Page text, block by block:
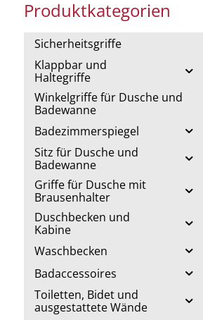
Produktkategorien
Sicherheitsgriffe
Klappbar und
Haltegriffe
Winkelgriffe für Dusche und
Badewanne
Badezimmerspiegel
Sitz für Dusche und
Badewanne
Griffe für Dusche mit
Brausenhalter
Duschbecken und
Kabine
Waschbecken
Badaccessoires
Toiletten, Bidet und
ausgestattete Wände